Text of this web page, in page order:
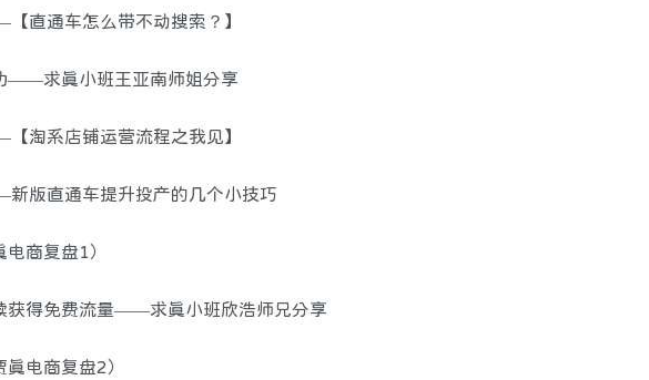
直通车怎么带不动搜索？】
——求真小班王亚南师姐分享
淘系店铺运营流程之我见】
版直通车提升投产的几个小技巧
商复盘1）
获得免费流量——求真小班欣浩师兄分享
电商复盘2）